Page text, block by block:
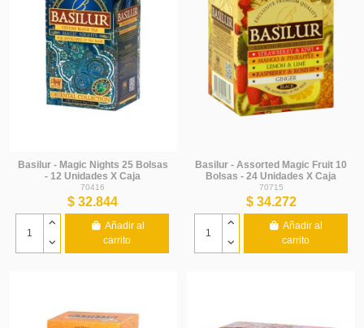
Basilur - Magic Nights 25 Bolsas
- 12 Unidades X Caja
70416
$ 32.844
Añadir al
carrito
Basilur - Assorted Magic Fruit 10
Bolsas - 24 Unidades X Caja
70715
$ 34.272
Añadir al
carrito